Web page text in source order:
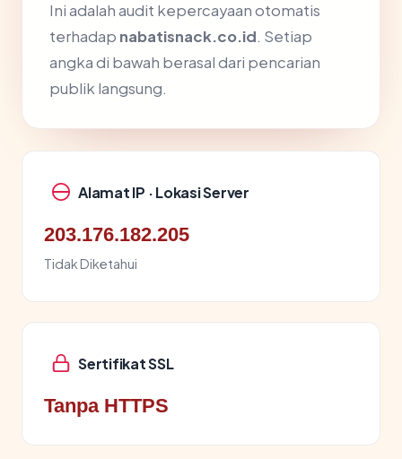
Ini adalah audit kepercayaan otomatis
terhadap nabatisnack.co.id. Setiap
angka di bawah berasal dari pencarian
publik langsung.
Alamat IP · Lokasi Server
203.176.182.205
Tidak Diketahui
Sertifikat SSL
Tanpa HTTPS